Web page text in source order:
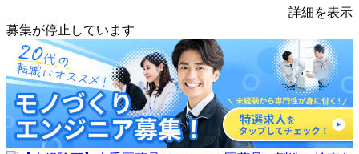
詳細を表示
募集が停止しています